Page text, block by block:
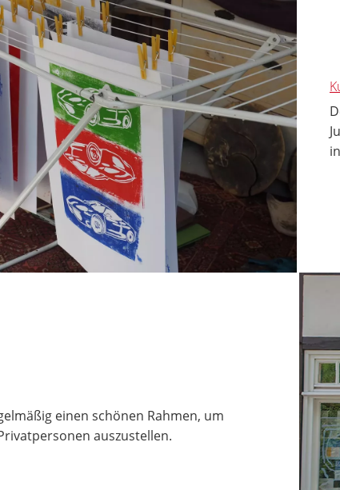
einen schönen Rahmen, um
auszustellen.